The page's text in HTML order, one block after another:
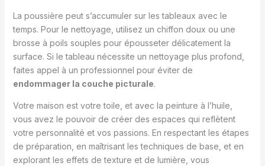
La poussière peut s’accumuler sur les tableaux avec le
temps. Pour le nettoyage, utilisez un chiffon doux ou une
brosse à poils souples pour épousseter délicatement la
surface. Si le tableau nécessite un nettoyage plus profond,
faites appel à un professionnel pour éviter de
endommager la couche picturale.
Votre maison est votre toile, et avec la peinture à l’huile,
vous avez le pouvoir de créer des espaces qui reflètent
votre personnalité et vos passions. En respectant les étapes
de préparation, en maîtrisant les techniques de base, et en
explorant les effets de texture et de lumière, vous